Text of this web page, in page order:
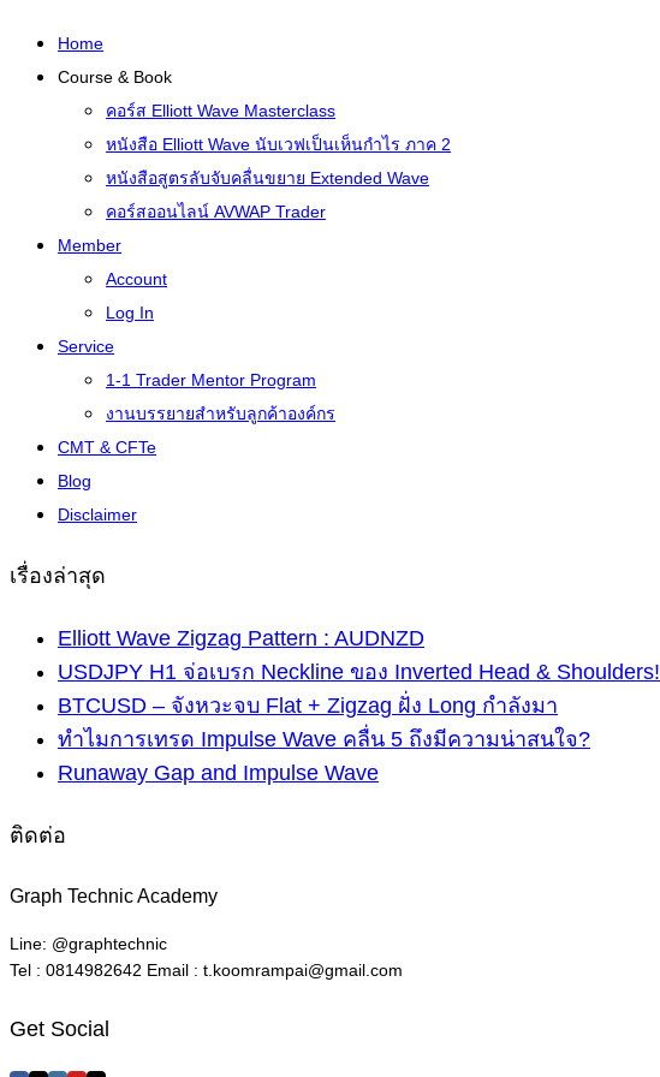
Home
Course & Book
คอร์ส Elliott Wave Masterclass
หนังสือ Elliott Wave นับเวฟเป็นเห็นกำไร ภาค 2
หนังสือสูตรลับจับคลื่นขยาย Extended Wave
คอร์สออนไลน์ AVWAP Trader
Member
Account
Log In
Service
1-1 Trader Mentor Program
งานบรรยายสำหรับลูกค้าองค์กร
CMT & CFTe
Blog
Disclaimer
เรื่องล่าสุด
Elliott Wave Zigzag Pattern : AUDNZD
USDJPY H1 จ่อเบรก Neckline ของ Inverted Head & Shoulders!
BTCUSD – จังหวะจบ Flat + Zigzag ฝั่ง Long กำลังมา
ทำไมการเทรด Impulse Wave คลื่น 5 ถึงมีความน่าสนใจ?
Runaway Gap and Impulse Wave
ติดต่อ
Graph Technic Academy
Line: @graphtechnic
Tel : 0814982642 Email : t.koomrampai@gmail.com
Get Social